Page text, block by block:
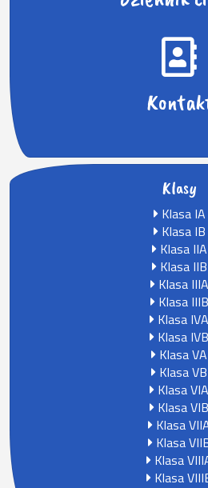
Klasy
Klasa IA
Klasa IB
Klasa IIA
Klasa IIB
Klasa IIIA
Klasa IIIB
Klasa IVA
Klasa IVB
Klasa VA
Klasa VB
Klasa VIA
Klasa VIB
Klasa
Klasa
Klasa
Klasa